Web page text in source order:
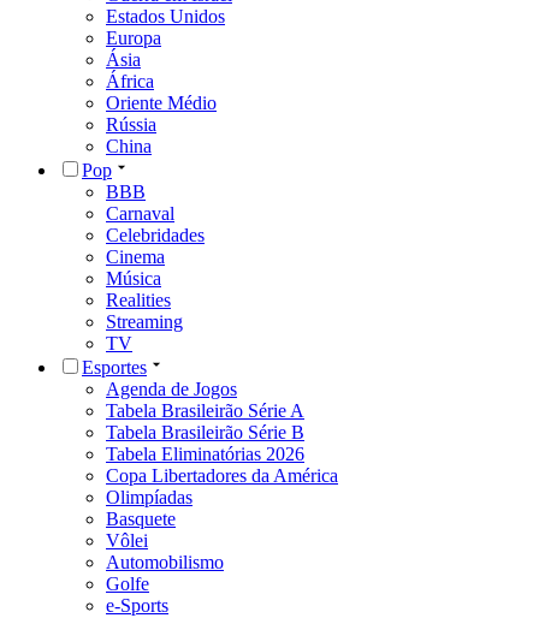
Estados Unidos
Europa
Ásia
África
Oriente Médio
Rússia
China
Pop
BBB
Carnaval
Celebridades
Cinema
Música
Realities
Streaming
TV
Esportes
Agenda de Jogos
Tabela Brasileirão Série A
Tabela Brasileirão Série B
Tabela Eliminatórias 2026
Copa Libertadores da América
Olimpíadas
Basquete
Vôlei
Automobilismo
Golfe
e-Sports